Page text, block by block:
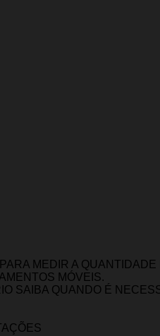
MEDIR A QUANTIDADE
MÓVEIS.
SAIBA QUANDO É